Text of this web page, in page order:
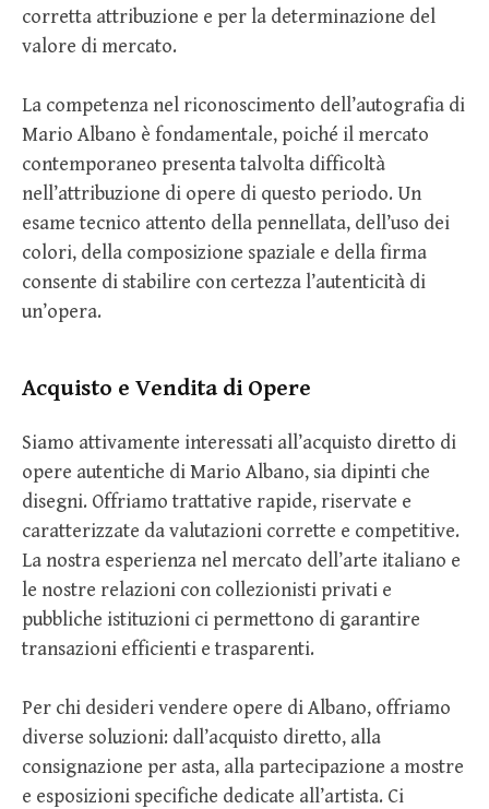
corretta attribuzione e per la determinazione del
valore di mercato.
La competenza nel riconoscimento dell’autografia di
Mario Albano è fondamentale, poiché il mercato
contemporaneo presenta talvolta difficoltà
nell’attribuzione di opere di questo periodo. Un
esame tecnico attento della pennellata, dell’uso dei
colori, della composizione spaziale e della firma
consente di stabilire con certezza l’autenticità di
un’opera.
Acquisto e Vendita di Opere
Siamo attivamente interessati all’acquisto diretto di
opere autentiche di Mario Albano, sia dipinti che
disegni. Offriamo trattative rapide, riservate e
caratterizzate da valutazioni corrette e competitive.
La nostra esperienza nel mercato dell’arte italiano e
le nostre relazioni con collezionisti privati e
pubbliche istituzioni ci permettono di garantire
transazioni efficienti e trasparenti.
Per chi desideri vendere opere di Albano, offriamo
diverse soluzioni: dall’acquisto diretto, alla
consignazione per asta, alla partecipazione a mostre
e esposizioni specifiche dedicate all’artista. Ci